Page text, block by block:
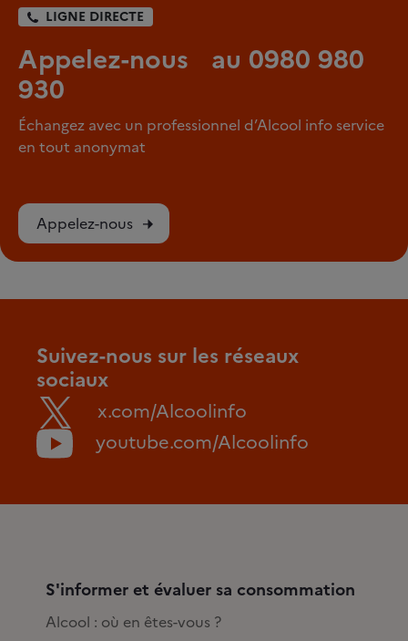
LIGNE DIRECTE
Appelez-nous au 0980 980
930
Échangez avec un professionnel d’Alcool info service
en tout anonymat
Appelez-nous
Suivez-nous sur les réseaux
sociaux
x.com/Alcoolinfo
youtube.com/Alcoolinfo
S'informer et évaluer sa consommation
Alcool : où en êtes-vous ?